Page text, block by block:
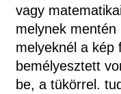
vagy
melynek
melyeknél a kép
bemélyesztett
be, a tükörrel.